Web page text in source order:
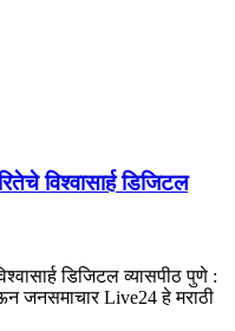
विश्वासार्ह डिजिटल
डिजिटल व्यासपीठ पुणे :
जनसमाचार Live24 हे मराठी